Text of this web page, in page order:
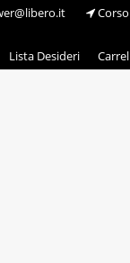
Corso
Lista Desideri